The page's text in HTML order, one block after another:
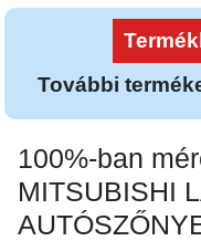
További
100%-ban
MITSUBISHI